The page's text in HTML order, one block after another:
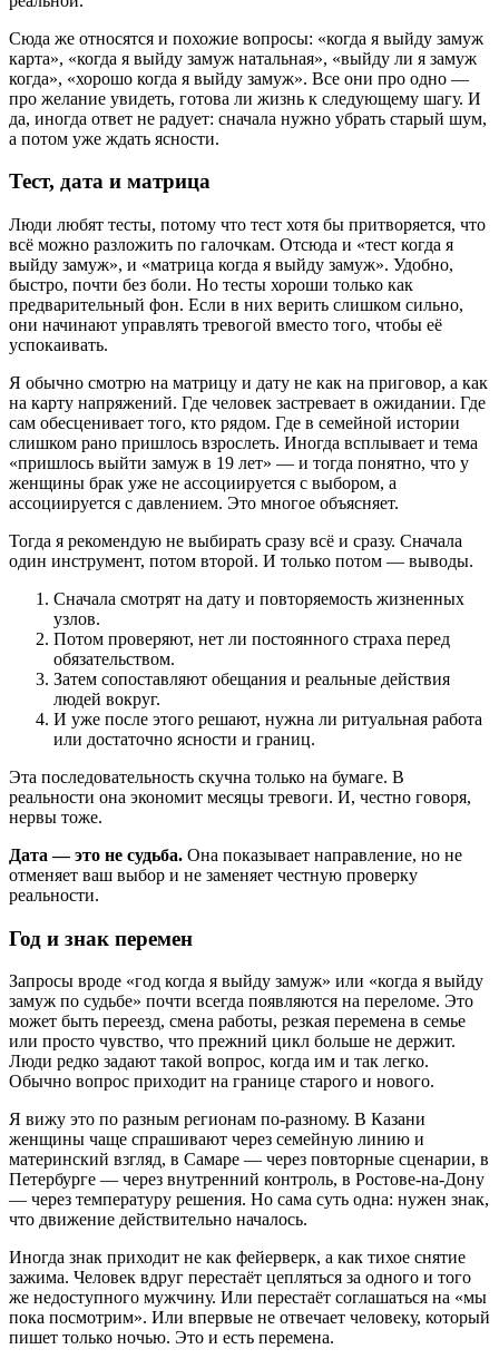
Сюда же относятся и похожие вопросы: «когда я выйду замуж
карта», «когда я выйду замуж натальная», «выйду ли я замуж
когда», «хорошо когда я выйду замуж». Все они про одно —
про желание увидеть, готова ли жизнь к следующему шагу. И
да, иногда ответ не радует: сначала нужно убрать старый шум,
а потом уже ждать ясности.
Тест, дата и матрица
Люди любят тесты, потому что тест хотя бы притворяется, что
всё можно разложить по галочкам. Отсюда и «тест когда я
выйду замуж», и «матрица когда я выйду замуж». Удобно,
быстро, почти без боли. Но тесты хороши только как
предварительный фон. Если в них верить слишком сильно,
они начинают управлять тревогой вместо того, чтобы её
успокаивать.
Я обычно смотрю на матрицу и дату не как на приговор, а как
на карту напряжений. Где человек застревает в ожидании. Где
сам обесценивает того, кто рядом. Где в семейной истории
слишком рано пришлось взрослеть. Иногда всплывает и тема
«пришлось выйти замуж в 19 лет» — и тогда понятно, что у
женщины брак уже не ассоциируется с выбором, а
ассоциируется с давлением. Это многое объясняет.
Тогда я рекомендую не выбирать сразу всё и сразу. Сначала
один инструмент, потом второй. И только потом — выводы.
Сначала смотрят на дату и повторяемость жизненных
узлов.
Потом проверяют, нет ли постоянного страха перед
обязательством.
Затем сопоставляют обещания и реальные действия
людей вокруг.
И уже после этого решают, нужна ли ритуальная работа
или достаточно ясности и границ.
Эта последовательность скучна только на бумаге. В
реальности она экономит месяцы тревоги. И, честно говоря,
нервы тоже.
Дата — это не судьба. Она показывает направление, но не
отменяет ваш выбор и не заменяет честную проверку
реальности.
Год и знак перемен
Запросы вроде «год когда я выйду замуж» или «когда я выйду
замуж по судьбе» почти всегда появляются на переломе. Это
может быть переезд, смена работы, резкая перемена в семье
или просто чувство, что прежний цикл больше не держит.
Люди редко задают такой вопрос, когда им и так легко.
Обычно вопрос приходит на границе старого и нового.
Я вижу это по разным регионам по-разному. В Казани
женщины чаще спрашивают через семейную линию и
материнский взгляд, в Самаре — через повторные сценарии, в
Петербурге — через внутренний контроль, в Ростове-на-Дону
— через температуру решения. Но сама суть одна: нужен знак,
что движение действительно началось.
Иногда знак приходит не как фейерверк, а как тихое снятие
зажима. Человек вдруг перестаёт цепляться за одного и того
же недоступного мужчину. Или перестаёт соглашаться на «мы
пока посмотрим». Или впервые не отвечает человеку, который
пишет только ночью. Это и есть перемена.